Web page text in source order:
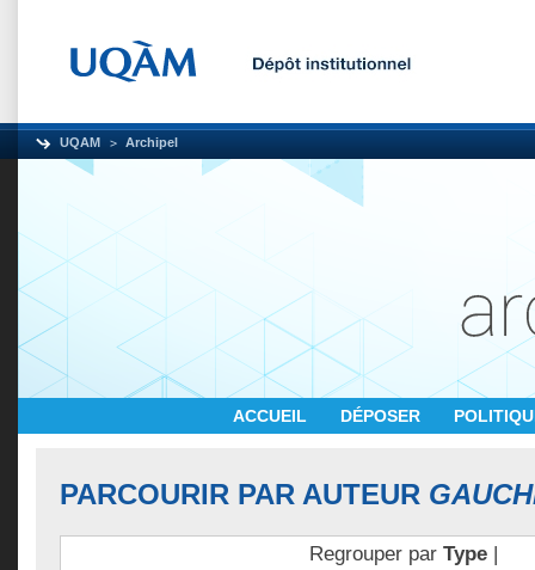
UQAM Archipel
ACCUEIL DÉPOSER
PARCOURIR PAR AUTEUR
Regrouper par Type|